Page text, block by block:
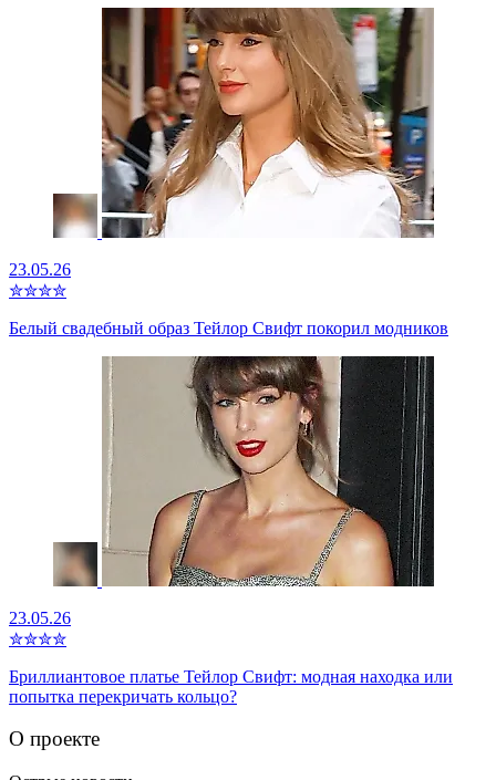
23.05.26
✮✮✮✮
Белый свадебный образ Тейлор Свифт покорил модников
23.05.26
✮✮✮✮
Бриллиантовое платье Тейлор Свифт: модная находка или
попытка перекричать кольцо?
О проекте